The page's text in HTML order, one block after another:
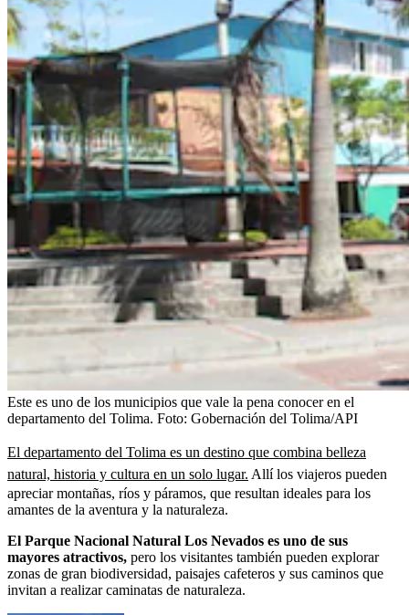
Este es uno de los municipios que vale la pena conocer en el
departamento del Tolima. Foto: Gobernación del Tolima/API
El departamento del Tolima es un destino que combina belleza
natural, historia y cultura en un solo lugar. Allí los viajeros pueden
apreciar montañas, ríos y páramos, que resultan ideales para los
amantes de la aventura y la naturaleza.
El Parque Nacional Natural Los Nevados es uno de sus
mayores atractivos, pero los visitantes también pueden explorar
zonas de gran biodiversidad, paisajes cafeteros y sus caminos que
invitan a realizar caminatas de naturaleza.